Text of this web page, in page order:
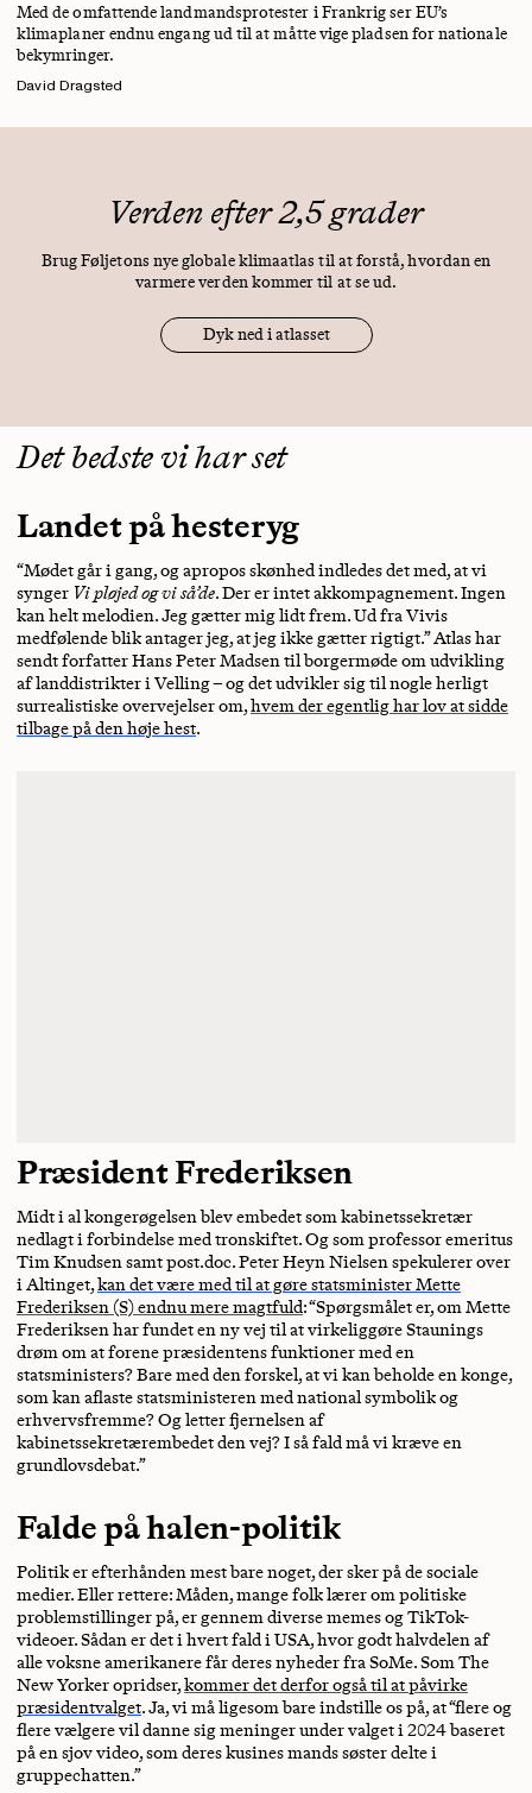
Med de omfattende landmandsprotester i Frankrig ser EU’s
klimaplaner endnu engang ud til at måtte vige pladsen for nationale
bekymringer.
David Dragsted
Verden efter 2,5 grader
Brug Føljetons nye globale klimaatlas til at forstå, hvordan en
varmere verden kommer til at se ud.
Dyk ned i atlasset
Det bedste vi har set
Landet på hesteryg
“Mødet går i gang, og apropos skønhed indledes det med, at vi
synger Vi pløjed og vi så’de. Der er intet akkompagnement. Ingen
kan helt melodien. Jeg gætter mig lidt frem. Ud fra Vivis
medfølende blik antager jeg, at jeg ikke gætter rigtigt.” Atlas har
sendt forfatter Hans Peter Madsen til borgermøde om udvikling
af landdistrikter i Velling – og det udvikler sig til nogle herligt
surrealistiske overvejelser om,hvem der egentlig har lov at sidde
tilbage på den høje hest.
Præsident Frederiksen
Midt i al kongerøgelsen blev embedet som kabinetssekretær
nedlagt i forbindelse med tronskiftet. Og som professor emeritus
Tim Knudsen samt post.doc. Peter Heyn Nielsen spekulerer over
i Altinget,kan det være med til at gøre statsminister Mette
Frederiksen (S) endnu mere magtfuld: “Spørgsmålet er, om Mette
Frederiksen har fundet en ny vej til at virkeliggøre Staunings
drøm om at forene præsidentens funktioner med en
statsministers? Bare med den forskel, at vi kan beholde en konge,
som kan aflaste statsministeren med national symbolik og
erhvervsfremme? Og letter fjernelsen af
kabinetssekretærembedet den vej? I så fald må vi kræve en
grundlovsdebat.”
Falde på halen-politik
Politik er efterhånden mest bare noget, der sker på de sociale
medier. Eller rettere: Måden, mange folk lærer om politiske
problemstillinger på, er gennem diverse memes og TikTok-
videoer. Sådan er det i hvert fald i USA, hvor godt halvdelen af
alle voksne amerikanere får deres nyheder fra SoMe. Som The
New Yorker opridser,kommer det derfor også til at påvirke
præsidentvalget. Ja, vi må ligesom bare indstille os på, at “flere og
flere vælgere vil danne sig meninger under valget i 2024 baseret
på en sjov video, som deres kusines mands søster delte i
gruppechatten.”